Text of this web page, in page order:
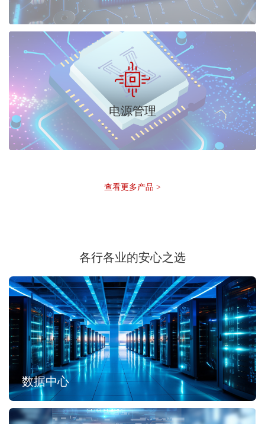
电源管理
查看更多产品 >
各行各业的安心之选
数据中心